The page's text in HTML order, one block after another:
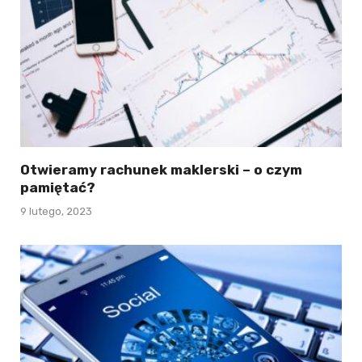
Otwieramy rachunek maklerski – o czym
pamiętać?
9 lutego, 2023